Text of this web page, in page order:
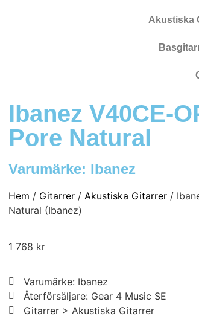
Akustiska
Ibanez V40CE-
Pore Natural
Varumärke: Ibanez
Hem / Gitarrer / Akustiska Gitarrer /
Natural (Ibanez)
1 768 kr
Varumärke: Ibanez
Återförsäljare: Gear 4 Music SE
Gitarrer > Akustiska Gitarrer